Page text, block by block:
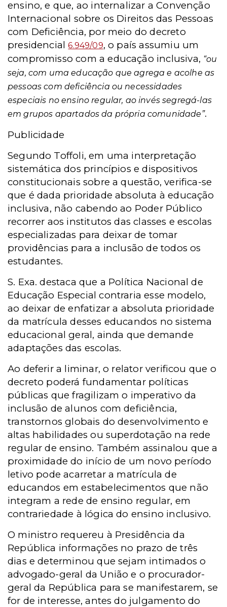
ensino, e que, ao internalizar a Convenção
Internacional sobre os Direitos das Pessoas
com Deficiência, por meio do decreto
presidencial6.949/09, o país assumiu um
compromisso com a educação inclusiva, “ou
seja, com uma educação que agrega e acolhe as
pessoas com deficiência ou necessidades
especiais no ensino regular, ao invés segregá-las
em grupos apartados da própria comunidade”.
Publicidade
Segundo Toffoli, em uma interpretação
sistemática dos princípios e dispositivos
constitucionais sobre a questão, verifica-se
que é dada prioridade absoluta à educação
inclusiva, não cabendo ao Poder Público
recorrer aos institutos das classes e escolas
especializadas para deixar de tomar
providências para a inclusão de todos os
estudantes.
S. Exa. destaca que a Política Nacional de
Educação Especial contraria esse modelo,
ao deixar de enfatizar a absoluta prioridade
da matrícula desses educandos no sistema
educacional geral, ainda que demande
adaptações das escolas.
Ao deferir a liminar, o relator verificou que o
decreto poderá fundamentar políticas
públicas que fragilizam o imperativo da
inclusão de alunos com deficiência,
transtornos globais do desenvolvimento e
altas habilidades ou superdotação na rede
regular de ensino. Também assinalou que a
proximidade do início de um novo período
letivo pode acarretar a matrícula de
educandos em estabelecimentos que não
integram a rede de ensino regular, em
contrariedade à lógica do ensino inclusivo.
O ministro requereu à Presidência da
República informações no prazo de três
dias e determinou que sejam intimados o
advogado-geral da União e o procurador-
geral da República para se manifestarem, se
for de interesse, antes do julgamento do